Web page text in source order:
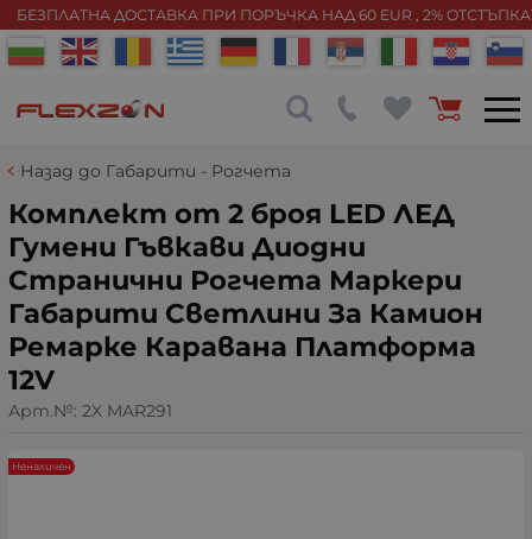
БЕЗПЛАТНА ДОСТАВКА ПРИ ПОРЪЧКА НАД 60 EUR , 2%
Назад до Габарити - Рогчета
Комплект от 2 броя LED ЛЕД
Гумени Гъвкави Диодни
Странични Рогчета Маркери
Габарити Светлини За Камион
Ремарке Каравана Платформа
12V
Арт.№: 2X MAR291
Неналичен